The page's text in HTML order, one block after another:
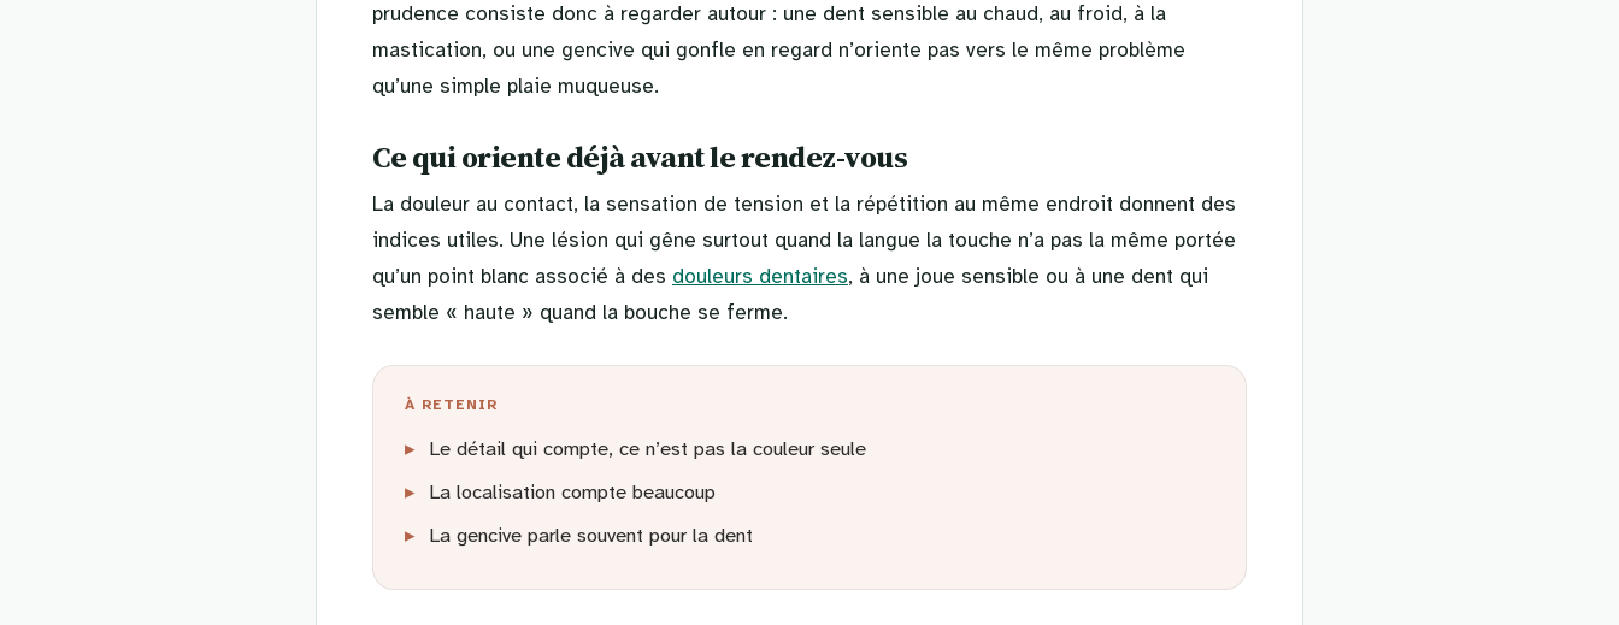
prudence consiste donc à regarder autour : une dent sensible au chaud, au froid, à la
mastication, ou une gencive qui gonfle en regard n’oriente pas vers le même problème
qu’une simple plaie muqueuse.
Ce qui oriente déjà avant le rendez-vous
La douleur au contact, la sensation de tension et la répétition au même endroit donnent des
indices utiles. Une lésion qui gêne surtout quand la langue la touche n’a pas la même portée
qu’un point blanc associé à des douleurs dentaires, à une joue sensible ou à une dent qui
semble « haute » quand la bouche se ferme.
À RETENIR
▸
Le détail qui compte, ce n’est pas la couleur seule
▸
La localisation compte beaucoup
▸
La gencive parle souvent pour la dent